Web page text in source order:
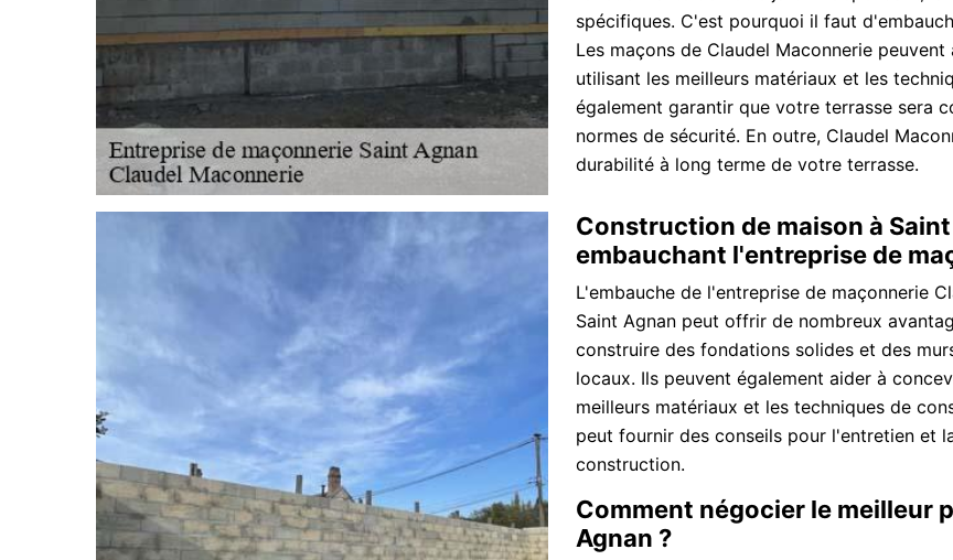
spécifiques. C'est pourquoi il faut
Les maçons de Claudel Maconnerie
utilisant les meilleurs matériaux et les
également garantir que votre terrasse sera
normes de sécurité. En outre, Claudel
durabilité à long terme de votre terrasse.
Construction de maison à
embauchant l'entreprise de
L'embauche de l'entreprise de maçonnerie
Saint Agnan peut offrir de nombreux
construire des fondations solides et des
locaux. Ils peuvent également aider à
meilleurs matériaux et les techniques de
peut fournir des conseils pour l'entretien et
construction.
Comment négocier le meilleur
Agnan ?